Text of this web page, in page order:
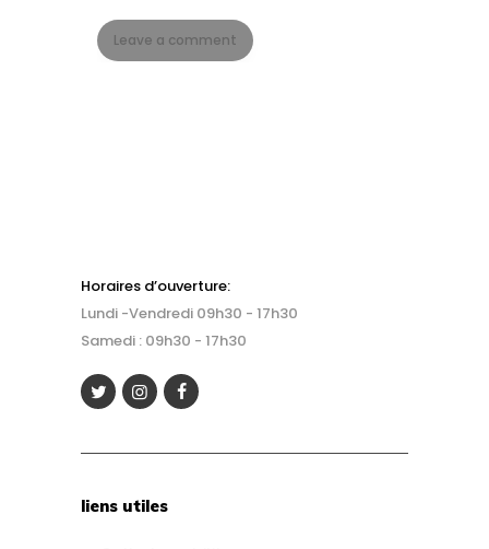
Horaires d’ouverture:
Lundi -Vendredi 09h30 - 17h30
Samedi : 09h30 - 17h30
liens utiles